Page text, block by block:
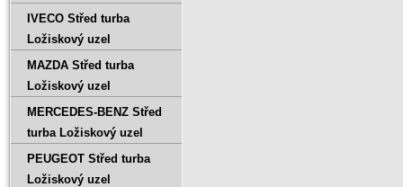
IVECO Střed turba
Ložiskový uzel
MAZDA Střed turba
Ložiskový uzel
MERCEDES-BENZ Střed
turba Ložiskový uzel
PEUGEOT Střed turba
Ložiskový uzel